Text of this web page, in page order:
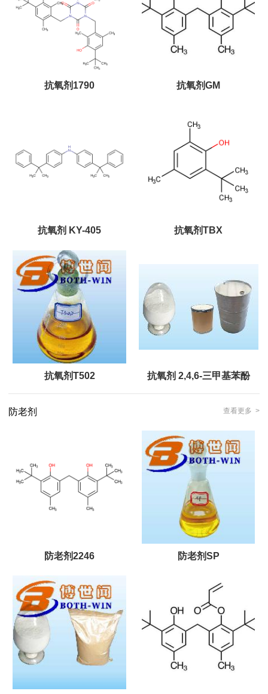
抗氧剂1790 抗氧剂GM
抗氧剂 KY-405 抗氧剂TBX
抗氧剂T502 抗氧剂 2,4,6-三甲基苯酚
防老剂 查看更多 >
防老剂2246 防老剂SP